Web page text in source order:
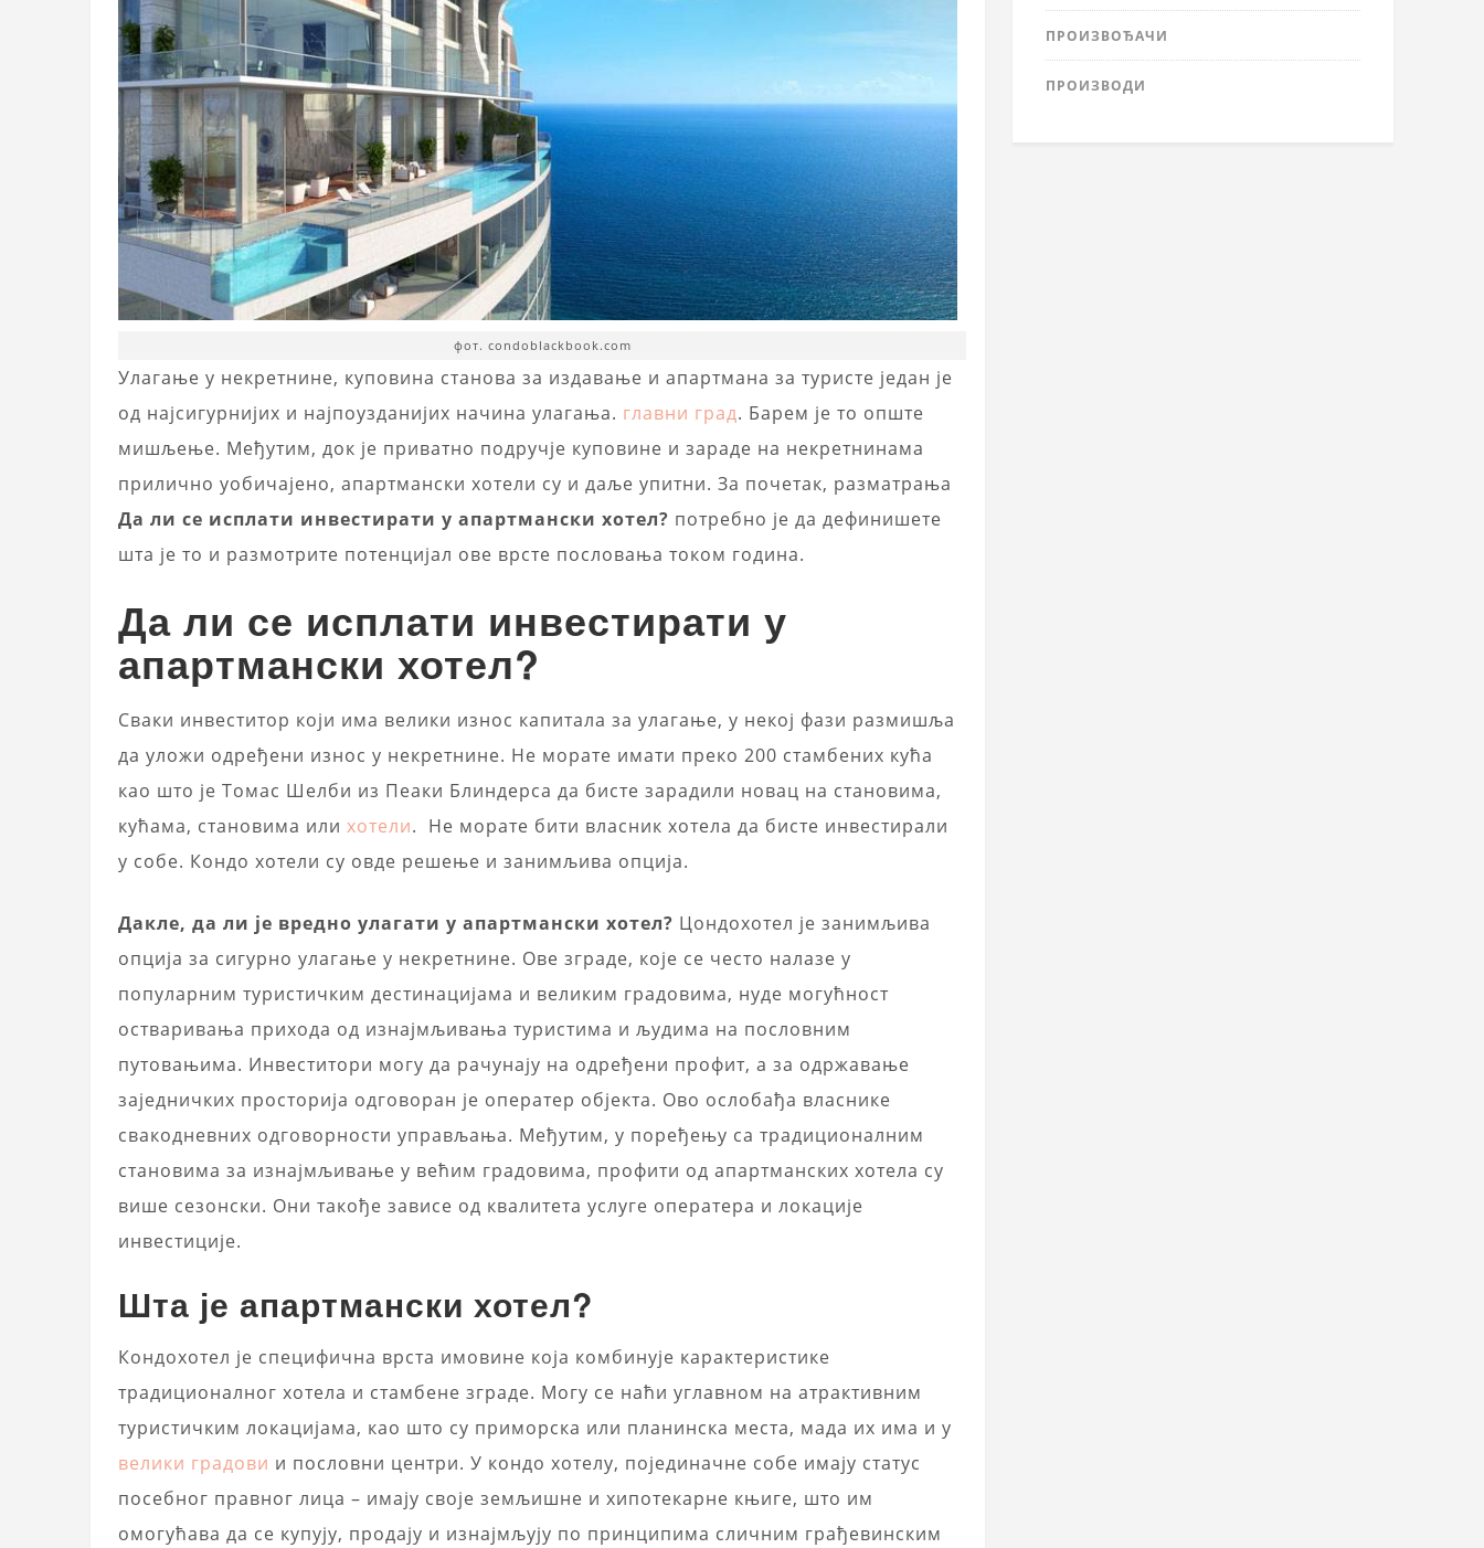
фот. condoblackbook.com
Улагање у некретнине, куповина станова за издавање и апартмана за туристе један је
од најсигурнијих и најпоузданијих начина улагања. главни град. Барем је то опште
мишљење. Међутим, док је приватно подручје куповине и зараде на некретнинама
прилично уобичајено, апартмански хотели су и даље упитни. За почетак, разматрања
Да ли се исплати инвестирати у апартмански хотел? потребно је да дефинишете
шта је то и размотрите потенцијал ове врсте пословања током година.
Да ли се исплати инвестирати у
апартмански хотел?
Сваки инвеститор који има велики износ капитала за улагање, у некој фази размишља
да уложи одређени износ у некретнине. Не морате имати преко 200 стамбених кућа
као што је Томас Шелби из Пеаки Блиндерса да бисте зарадили новац на становима,
кућама, становима или хотели. Не морате бити власник хотела да бисте инвестирали
у собе. Кондо хотели су овде решење и занимљива опција.
Дакле, да ли је вредно улагати у апартмански хотел? Цондохотел је занимљива
опција за сигурно улагање у некретнине. Ове зграде, које се често налазе у
популарним туристичким дестинацијама и великим градовима, нуде могућност
остваривања прихода од изнајмљивања туристима и људима на пословним
путовањима. Инвеститори могу да рачунају на одређени профит, а за одржавање
заједничких просторија одговоран је оператер објекта. Ово ослобађа власнике
свакодневних одговорности управљања. Међутим, у поређењу са традиционалним
становима за изнајмљивање у већим градовима, профити од апартманских хотела су
више сезонски. Они такође зависе од квалитета услуге оператера и локације
инвестиције.
Шта је апартмански хотел?
Кондохотел је специфична врста имовине која комбинује карактеристике
традиционалног хотела и стамбене зграде. Могу се наћи углавном на атрактивним
туристичким локацијама, као што су приморска или планинска места, мада их има и у
велики градови и пословни центри. У кондо хотелу, појединачне собе имају статус
посебног правног лица – имају своје земљишне и хипотекарне књиге, што им
омогућава да се купују, продају и изнајмљују по принципима сличним грађевинским
ПРОИЗВОЂАЧИ
ПРОИЗВОДИ